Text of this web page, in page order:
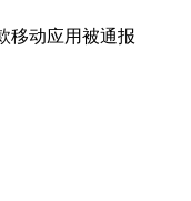
移动应用被通报